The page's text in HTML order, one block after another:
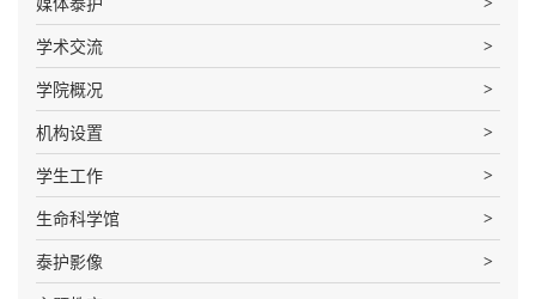
学术交流
学院概况
机构设置
学生工作
生命科学馆
泰护影像